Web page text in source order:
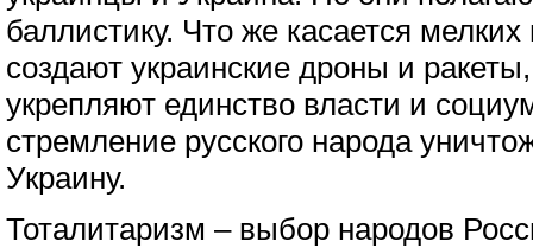
баллистику. Что же касается
создают украинские дроны и
укрепляют единство власти и
стремление русского народа
Украину.
Тоталитаризм – выбор народов